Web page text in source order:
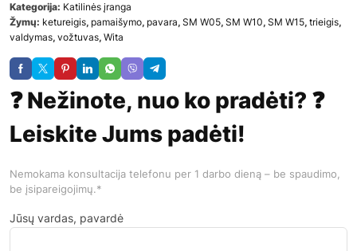
Kategorija: Katilinės įranga
Žymų: ketureigis, pamaišymo, pavara, SM W05, SM W10, SM W15, trieigis,
valdymas, vožtuvas, Wita
❓ Nežinote, nuo ko pradėti? ❓
Leiskite Jums padėti!
Nemokama konsultacija telefonu per 1 darbo dieną – be spaudimo,
be įsipareigojimų.*
Jūsų vardas, pavardė